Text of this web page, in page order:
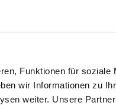
Funktionen für soziale
wir Informationen zu
weiter. Unsere
aus der